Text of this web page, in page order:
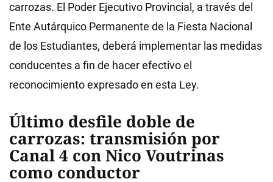
carrozas. El Poder Ejecutivo Provincial, a través del
Ente Autárquico Permanente de la Fiesta Nacional
de los Estudiantes, deberá implementar las medidas
conducentes a fin de hacer efectivo el
reconocimiento expresado en esta Ley.
Último desfile doble de
carrozas: transmisión por
Canal 4 con Nico Voutrinas
como conductor